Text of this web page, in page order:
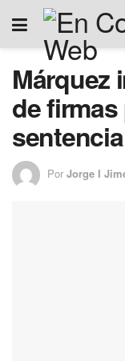
Márquez
de
Por Jorge I